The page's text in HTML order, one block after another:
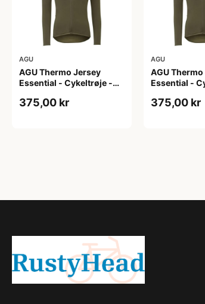
AGU
AGU Thermo Jersey
Essential - Cykeltrøje -
375,00 kr
AGU
AGU
Essential -
375,00 kr